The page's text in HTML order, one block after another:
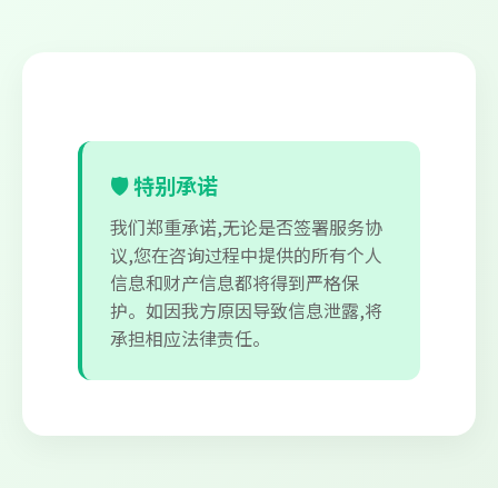
🛡️ 特别承诺
我们郑重承诺,无论是否签署服务协
议,您在咨询过程中提供的所有个人
信息和财产信息都将得到严格保
护。如因我方原因导致信息泄露,将
承担相应法律责任。